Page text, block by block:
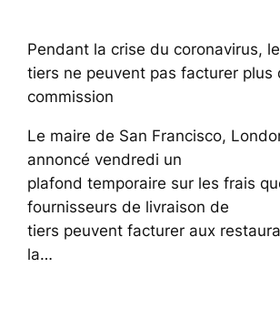
Pendant la crise du coronavirus,
tiers ne peuvent pas facturer plus
commission
Le maire de San Francisco,
annoncé vendredi un
plafond temporaire sur les frais
fournisseurs de livraison de
tiers peuvent facturer aux
la…